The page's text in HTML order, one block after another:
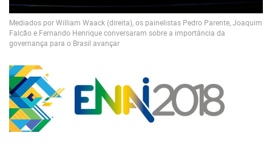
Mediados por William Waack (direita), os painelistas Pedro Parente, Joaquim
Falcão e Fernando Henrique conversaram sobre a importância da
governança para o Brasil avançar